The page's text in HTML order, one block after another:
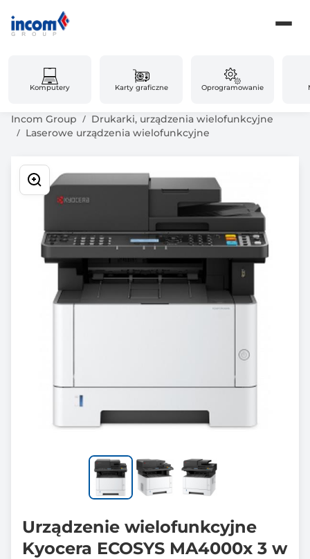
Komputery Karty graficzne Oprogramowanie
Incom Group
Drukarki, urządzenia wielofunkcyjne
Laserowe urządzenia wielofunkcyjne
Urządzenie wielofunkcyjne
Kyocera ECOSYS MA4000x 3 w